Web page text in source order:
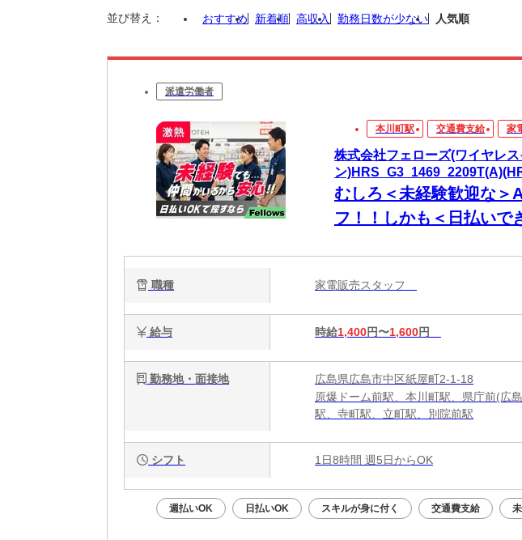
並び替え： おすすめ 新着順 高収入 勤務日数が少ない 人気順
派遣労働者
本川町駅 交通費支給 家
株式会社フェローズ(ワイヤレ
ン
むしろ＜未経験歓迎な＞
フ！！しかも＜日払いで
職種 家電販売スタッフ
給与 時給1,400円〜1,600円
勤務地・面接地
広島県広島市中区紙屋町2-1-18
原爆ドーム前駅、本川町駅、県庁前(広
駅、寺町駅、立町駅、別院前駅
シフト 1日8時間 週5日からOK
週払いOK 日払いOK スキルが身に付く 交通費支給